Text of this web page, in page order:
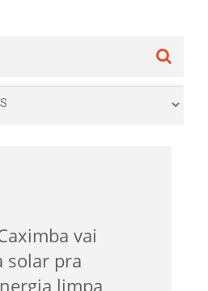
vai
solar pra
limpa